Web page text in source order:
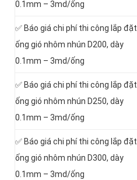
0.1mm – 3md/ống
✅ Báo giá chi phí thi công lắp đặt
ống gió nhôm nhún D200, dày
0.1mm – 3md/ống
✅ Báo giá chi phí thi công lắp đặt
ống gió nhôm nhún D250, dày
0.1mm – 3md/ống
✅ Báo giá chi phí thi công lắp đặt
ống gió nhôm nhún D300, dày
0.1mm – 3md/ống